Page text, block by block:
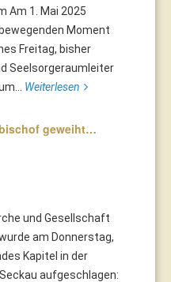
Am 1. Mai 2025
Moment
Freitag, bisher
Seelsorgeraumleiter
Weiterlesen
geweiht…
und Gesellschaft
am Donnerstag,
Kapitel in der
aufgeschlagen: